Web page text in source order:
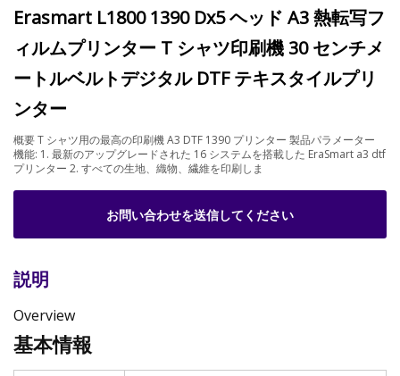
Erasmart L1800 1390 Dx5 ヘッド A3 熱転写フ
ィルムプリンター T シャツ印刷機 30 センチメ
ートルベルトデジタル DTF テキスタイルプリ
ンター
概要 T シャツ用の最高の印刷機 A3 DTF 1390 プリンター 製品パラメーター
機能: 1. 最新のアップグレードされた 16 システムを搭載した EraSmart a3 dtf
プリンター 2. すべての生地、織物、繊維を印刷しま
お問い合わせを送信してください
説明
Overview
基本情報